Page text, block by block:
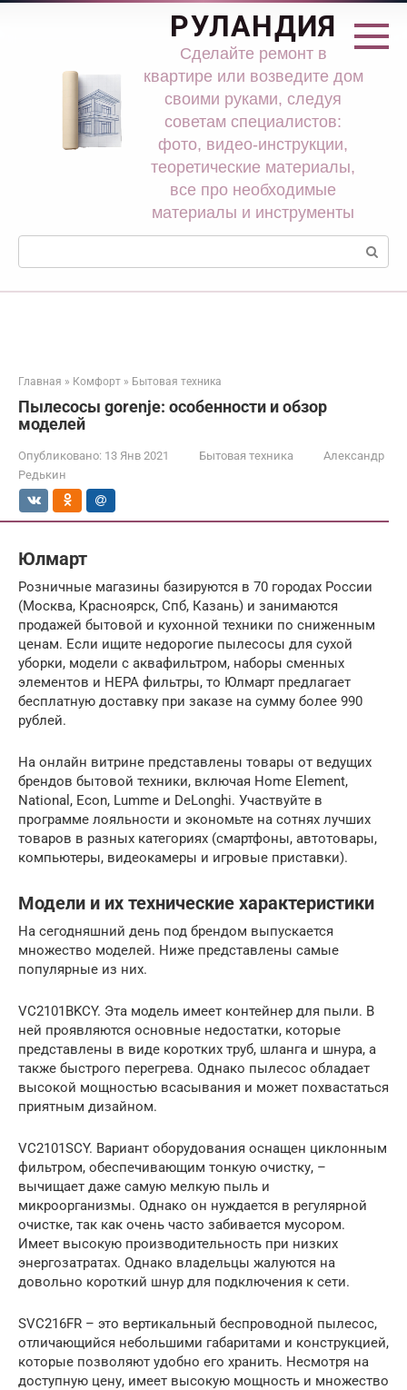
Перейти
РУЛАНДИЯ
Сделайте ремонт в
квартире или возведите дом
своими руками, следуя
советам специалистов:
фото, видео-инструкции,
теоретические материалы,
все про необходимые
материалы и инструменты
Поиск:
Главная » Комфорт » Бытовая техника
Пылесосы gorenje: особенности и обзор
моделей
Опубликовано: 13 Янв 2021 Бытовая техника
Александр
Редькин
Юлмарт
Розничные магазины базируются в 70 городах России
(Москва, Красноярск, Спб, Казань) и занимаются
продажей бытовой и кухонной техники по сниженным
ценам. Если ищите недорогие пылесосы для сухой
уборки, модели с аквафильтром, наборы сменных
элементов и HEPA фильтры, то Юлмарт предлагает
бесплатную доставку при заказе на сумму более 990
рублей.
На онлайн витрине представлены товары от ведущих
брендов бытовой техники, включая Home Element,
National, Econ, Lumme и DeLonghi. Участвуйте в
программе лояльности и экономьте на сотнях лучших
товаров в разных категориях (смартфоны, автотовары,
компьютеры, видеокамеры и игровые приставки).
Модели и их технические характеристики
На сегодняшний день под брендом выпускается
множество моделей. Ниже представлены самые
популярные из них.
VC2101BKCY. Эта модель имеет контейнер для пыли. В
ней проявляются основные недостатки, которые
представлены в виде коротких труб, шланга и шнура, а
также быстрого перегрева. Однако пылесос обладает
высокой мощностью всасывания и может похвастаться
приятным дизайном.
VC2101SCY. Вариант оборудования оснащен циклонным
фильтром, обеспечивающим тонкую очистку, –
вычищает даже самую мелкую пыль и
микроорганизмы. Однако он нуждается в регулярной
очистке, так как очень часто забивается мусором.
Имеет высокую производительность при низких
энергозатратах. Однако владельцы жалуются на
довольно короткий шнур для подключения к сети.
SVC216FR – это вертикальный беспроводной пылесос,
отличающийся небольшими габаритами и конструкцией,
которые позволяют удобно его хранить. Несмотря на
доступную цену, имеет высокую мощность и множество